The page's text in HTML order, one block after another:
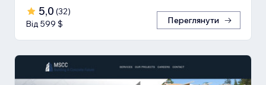
5,0 (32)
Від 599 $
Переглянути